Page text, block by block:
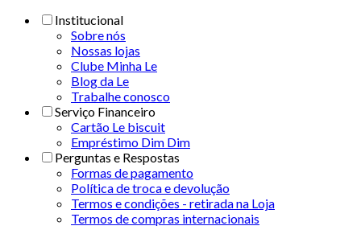
Institucional
Sobre nós
Nossas lojas
Clube Minha Le
Blog da Le
Trabalhe conosco
Serviço Financeiro
Cartão Le biscuit
Empréstimo Dim Dim
Perguntas e Respostas
Formas de pagamento
Política de troca e devolução
Termos e condições - retirada na Loja
Termos de compras internacionais